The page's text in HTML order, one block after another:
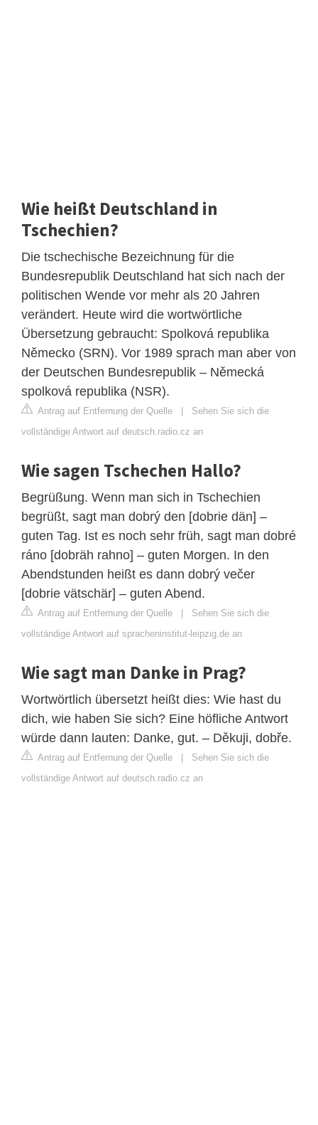
Wie heißt Deutschland in
Tschechien?
Die tschechische Bezeichnung für die
Bundesrepublik Deutschland hat sich nach der
politischen Wende vor mehr als 20 Jahren
verändert. Heute wird die wortwörtliche
Übersetzung gebraucht: Spolková republika
Německo (SRN). Vor 1989 sprach man aber von
der Deutschen Bundesrepublik – Německá
spolková republika (NSR).
Antrag auf Entfernung der Quelle | Sehen Sie sich die
vollständige Antwort auf deutsch.radio.cz an
Wie sagen Tschechen Hallo?
Begrüßung. Wenn man sich in Tschechien
begrüßt, sagt man dobrý den [dobrie dän] –
guten Tag. Ist es noch sehr früh, sagt man dobré
ráno [dobräh rahno] – guten Morgen. In den
Abendstunden heißt es dann dobrý večer
[dobrie vätschär] – guten Abend.
Antrag auf Entfernung der Quelle | Sehen Sie sich die
vollständige Antwort auf spracheninstitut-leipzig.de an
Wie sagt man Danke in Prag?
Wortwörtlich übersetzt heißt dies: Wie hast du
dich, wie haben Sie sich? Eine höfliche Antwort
würde dann lauten: Danke, gut. – Děkuji, dobře.
Antrag auf Entfernung der Quelle | Sehen Sie sich die
vollständige Antwort auf deutsch.radio.cz an